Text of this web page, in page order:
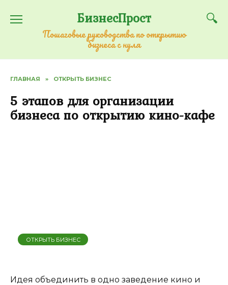
содержанию
БизнесПрост
Пошаговые руководства по открытию
бизнеса с нуля
ГЛАВНАЯ » ОТКРЫТЬ БИЗНЕС
5 этапов для организации
бизнеса по открытию кино-кафе
ОТКРЫТЬ БИЗНЕС
Идея объединить в одно заведение кино и